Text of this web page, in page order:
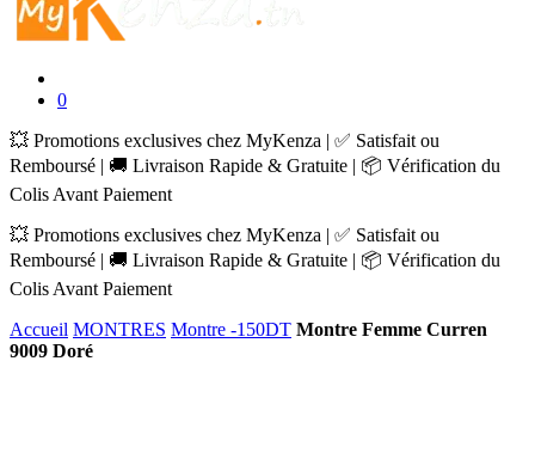
0
💥 Promotions exclusives chez MyKenza | ✅ Satisfait ou
Remboursé | 🚚 Livraison Rapide & Gratuite | 📦 Vérification du
Colis Avant Paiement
💥 Promotions exclusives chez MyKenza | ✅ Satisfait ou
Remboursé | 🚚 Livraison Rapide & Gratuite | 📦 Vérification du
Colis Avant Paiement
Accueil MONTRES Montre -150DT Montre Femme Curren
9009 Doré